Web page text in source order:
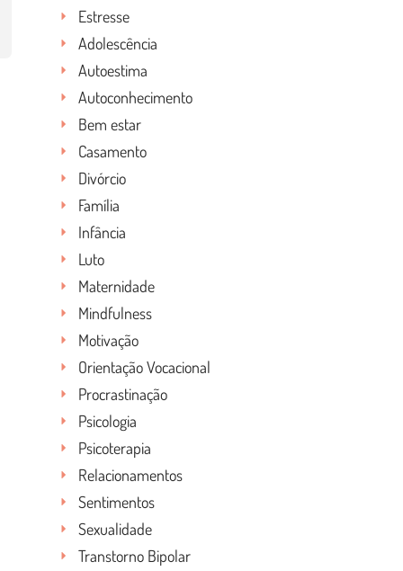
Estresse
Adolescência
Autoestima
Autoconhecimento
Bem estar
Casamento
Divórcio
Família
Infância
Luto
Maternidade
Mindfulness
Motivação
Orientação Vocacional
Procrastinação
Psicologia
Psicoterapia
Relacionamentos
Sentimentos
Sexualidade
Transtorno Bipolar